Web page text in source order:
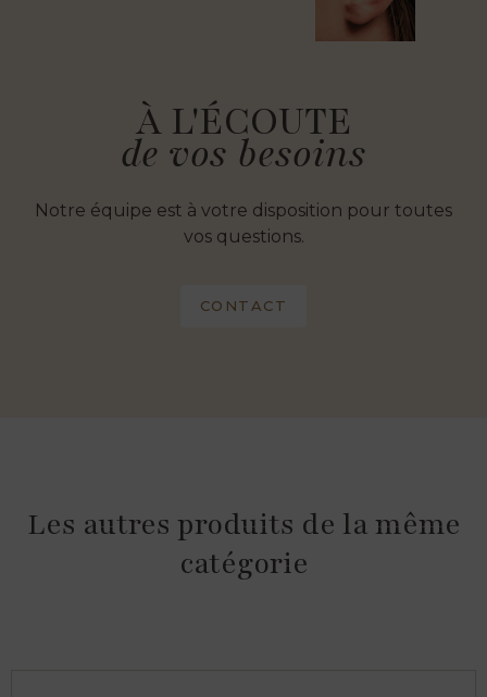
À L'ÉCOUTE
de vos besoins
Notre équipe est à votre disposition pour toutes
vos questions.
CONTACT
Les autres produits de la même
catégorie